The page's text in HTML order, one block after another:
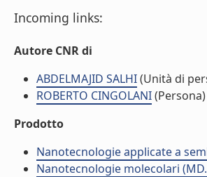
Incoming links:
Autore CNR di
ABDELMAJID SALHI(Unità di
ROBERTO CINGOLANI(Persona)
Prodotto
Nanotecnologie applicate a
Nanotecnologie molecolari